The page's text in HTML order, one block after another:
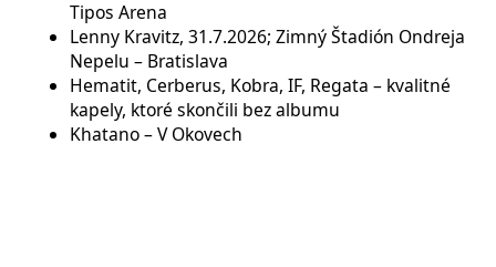
Tipos Arena
Lenny Kravitz, 31.7.2026; Zimný Štadión Ondreja
Nepelu – Bratislava
Hematit, Cerberus, Kobra, IF, Regata – kvalitné
kapely, ktoré skončili bez albumu
Khatano – V Okovech